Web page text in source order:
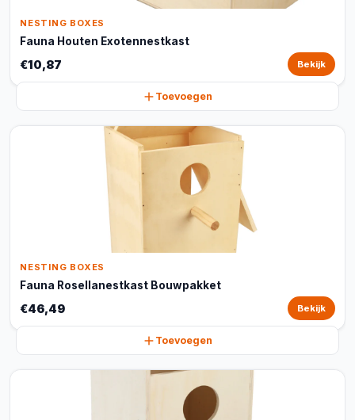
NESTING BOXES
Fauna Houten Exotennestkast
€10,87 Bekijk
Toevoegen
NESTING BOXES
Fauna Rosellanestkast Bouwpakket
€46,49 Bekijk
Toevoegen